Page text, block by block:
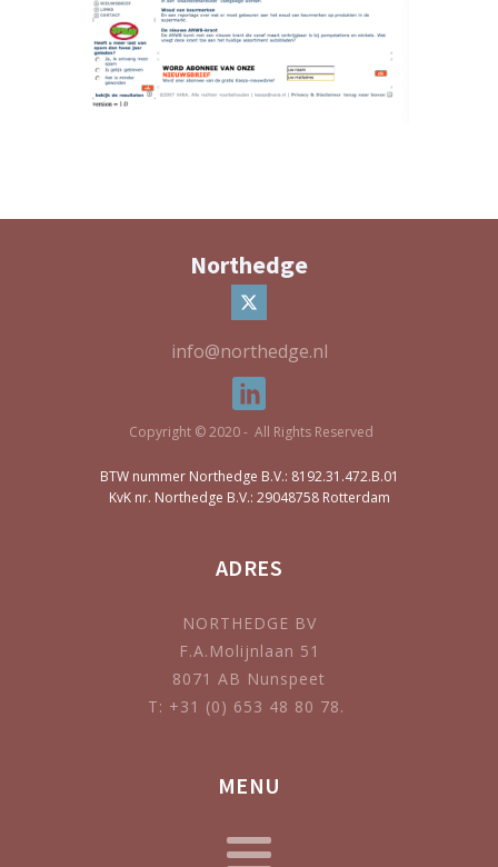
Northedge
info@northedge.nl
Copyright © 2020 - All Rights Reserved
BTW nummer Northedge B.V.: 8192.31.472.B.01
KvK nr. Northedge B.V.: 29048758 Rotterdam
ADRES
NORTHEDGE BV
F.A.Molijnlaan 51
8071 AB Nunspeet
T: +31 (0) 653 48 80 78.
MENU